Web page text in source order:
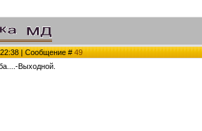
22:38 | Сообщение #49
Выходной.